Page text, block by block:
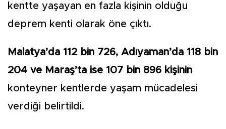
kentte yaşayan en fazla kişinin olduğu
deprem kenti olarak öne çıktı.
Malatya’da 112 bin 726, Adıyaman’da 118 bin
204 ve Maraş’ta ise 107 bin 896 kişinin
konteyner kentlerde yaşam mücadelesi
verdiği belirtildi.